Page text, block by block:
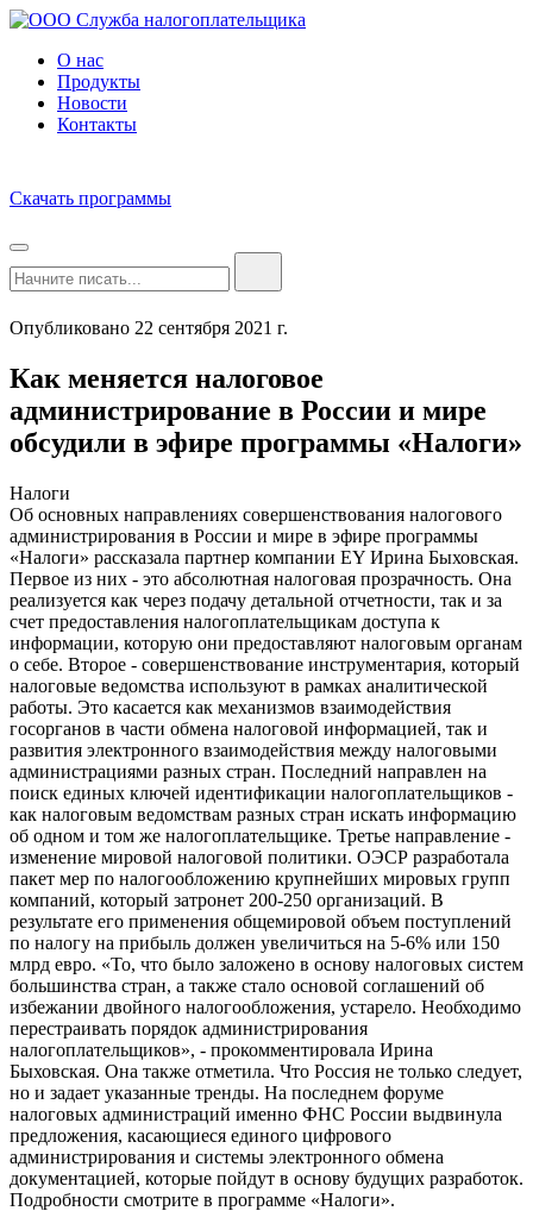
О нас
Продукты
Новости
Контакты
Скачать программы
Опубликовано 22 сентября 2021 г.
Как меняется налоговое
администрирование в России и мире
обсудили в эфире программы «Налоги»
Налоги
Об основных направлениях совершенствования налогового
администрирования в России и мире в эфире программы
«Налоги» рассказала партнер компании EY Ирина Быховская.
Первое из них - это абсолютная налоговая прозрачность. Она
реализуется как через подачу детальной отчетности, так и за
счет предоставления налогоплательщикам доступа к
информации, которую они предоставляют налоговым органам
о себе. Второе - совершенствование инструментария, который
налоговые ведомства используют в рамках аналитической
работы. Это касается как механизмов взаимодействия
госорганов в части обмена налоговой информацией, так и
развития электронного взаимодействия между налоговыми
администрациями разных стран. Последний направлен на
поиск единых ключей идентификации налогоплательщиков -
как налоговым ведомствам разных стран искать информацию
об одном и том же налогоплательщике. Третье направление -
изменение мировой налоговой политики. ОЭСР разработала
пакет мер по налогообложению крупнейших мировых групп
компаний, который затронет 200-250 организаций. В
результате его применения общемировой объем поступлений
по налогу на прибыль должен увеличиться на 5-6% или 150
млрд евро. «То, что было заложено в основу налоговых систем
большинства стран, а также стало основой соглашений об
избежании двойного налогообложения, устарело. Необходимо
перестраивать порядок администрирования
налогоплательщиков», - прокомментировала Ирина
Быховская. Она также отметила. Что Россия не только следует,
но и задает указанные тренды. На последнем форуме
налоговых администраций именно ФНС России выдвинула
предложения, касающиеся единого цифрового
администрирования и системы электронного обмена
документацией, которые пойдут в основу будущих разработок.
Подробности смотрите в программе «Налоги».